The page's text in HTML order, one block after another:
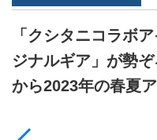
「クシタニコラボ
ジナルギア」が勢
から2023年の春夏